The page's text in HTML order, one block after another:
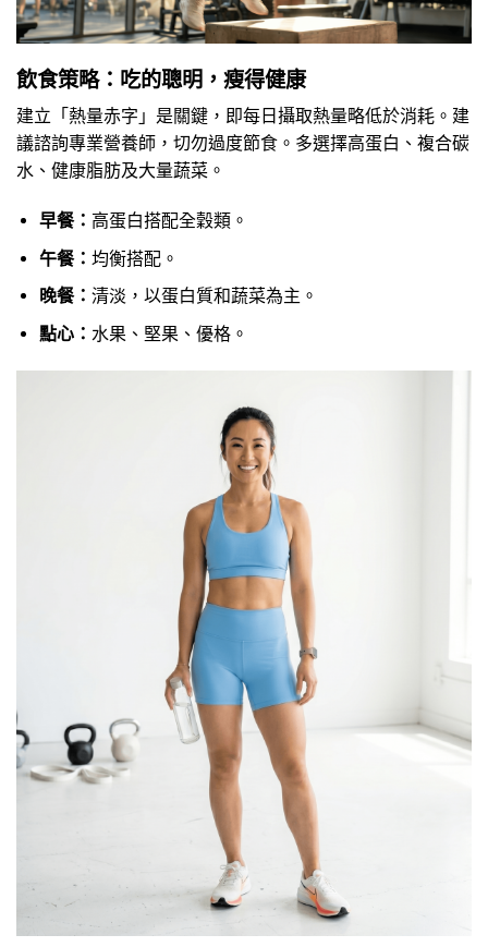
飲食策略：吃的聰明，瘦得健康
建立「熱量赤字」是關鍵，即每日攝取熱量略低於消耗。建
議諮詢專業營養師，切勿過度節食。多選擇高蛋白、複合碳
水、健康脂肪及大量蔬菜。
早餐： 高蛋白搭配全穀類。
午餐： 均衡搭配。
晚餐： 清淡，以蛋白質和蔬菜為主。
點心： 水果、堅果、優格。